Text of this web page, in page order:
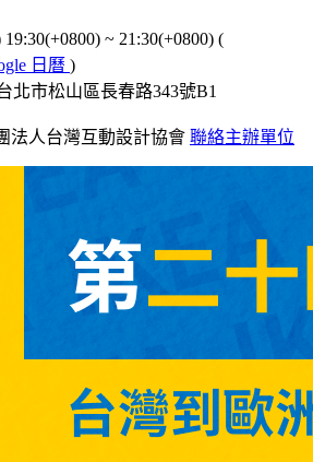
~ 21:30(+0800) (
日曆 )
北市松山區長春路343號B1
法人台灣互動設計協會 聯絡主辦單位